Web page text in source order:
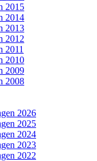
2015
2014
2013
2012
2011
2010
2009
2008
2026
2025
2024
2023
2022